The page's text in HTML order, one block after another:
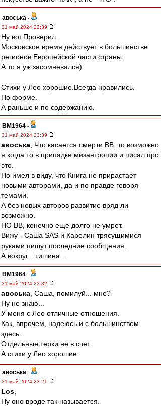
авоська -
31 май 2024 23:39
Ну вот.Проверил.
Московское время действует в большинстве
регионов Европейской части страны.
А то я уж засомневался)
Стихи у Лео хорошие.Всегда нравились.
По форме.
А раньше и по содержанию.
BM1964 -
31 май 2024 23:39
авоська , Что касается смерти ВВ, то возможно
я когда то в припадке мизантропии и писал про
это.
Но имел в виду, что Книга не прирастает
новыми авторами, да и по правде говоря
темами.
А без новых авторов развитие вряд ли
возможно.
НО ВВ, конечно еще долго не умрет.
Вижу - Саша SAS и Карелин трясущимися
руками пишут последние сообщения.
А вокруг... тишина...
BM1964 -
31 май 2024 23:32
авоська , Саша, помилуй... мне?
Ну не знаю...
У меня с Лео отличные отношения.
Как, впрочем, надеюсь и с большинством
здесь.
Отдельные терки не в счет.
А стихи у Лео хорошие.
авоська -
31 май 2024 23:21
Los
Ну оно вроде так называется.